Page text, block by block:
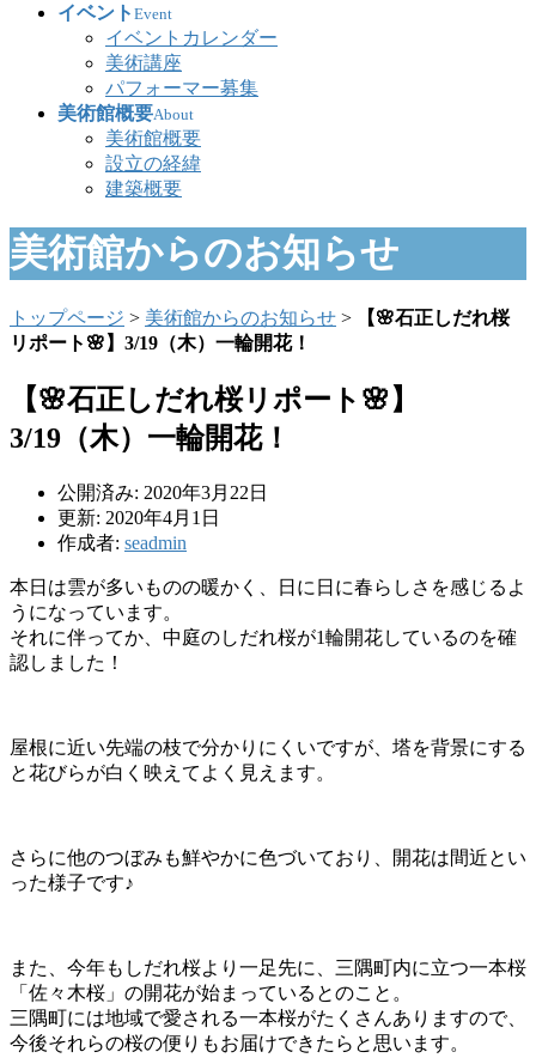
イベント Event
イベントカレンダー
美術講座
パフォーマー募集
美術館概要About
美術館概要
設立の経緯
建築概要
美術館からのお知らせ
トップページ > 美術館からのお知らせ >
【🌸石正しだれ桜
リポート🌸】3/19（木）一輪開花！
【🌸石正しだれ桜リポート🌸】
3/19（木）一輪開花！
公開済み: 2020年3月22日
更新: 2020年4月1日
作成者: seadmin
本日は雲が多いものの暖かく、日に日に春らしさを感じるよ
うになっています。
それに伴ってか、中庭のしだれ桜が1輪開花しているのを確
認しました！
屋根に近い先端の枝で分かりにくいですが、塔を背景にする
と花びらが白く映えてよく見えます。
さらに他のつぼみも鮮やかに色づいており、開花は間近とい
った様子です♪
また、今年もしだれ桜より一足先に、三隅町内に立つ一本桜
「佐々木桜」の開花が始まっているとのこと。
三隅町には地域で愛される一本桜がたくさんありますので、
今後それらの桜の便りもお届けできたらと思います。